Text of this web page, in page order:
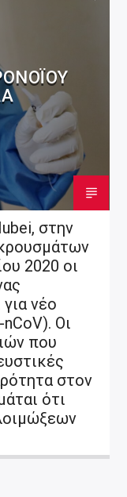
στην
2020 οι
νέο
Οι
που
στον
ότι